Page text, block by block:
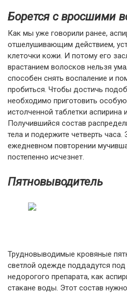
Борется с вросшими
Как мы уже говорили ранее,
отшелушивающим действием,
клеточки кожи. И потому его
врастанием волосков нельзя
способен снять воспаление и
пробиться. Чтобы достичь
необходимо приготовить
истолченной таблетки аспирина
Получившийся состав
тела и подержите четверть
ежедневном повторении
постепенно исчезнет.
Пятновыводитель
Трудновыводимые кровяные
светлой одежде поддадутся под
недорогого препарата, как
стакане воды. Этот состав